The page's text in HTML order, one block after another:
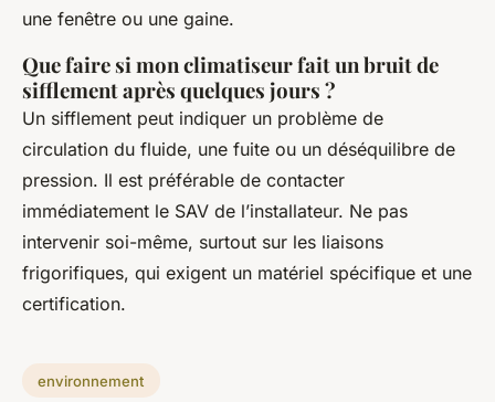
une fenêtre ou une gaine.
Que faire si mon climatiseur fait un bruit de
sifflement après quelques jours ?
Un sifflement peut indiquer un problème de
circulation du fluide, une fuite ou un déséquilibre de
pression. Il est préférable de contacter
immédiatement le SAV de l’installateur. Ne pas
intervenir soi-même, surtout sur les liaisons
frigorifiques, qui exigent un matériel spécifique et une
certification.
environnement